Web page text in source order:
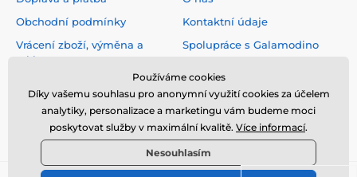
Obchodní podmínky
Vrácení zboží, výměna a
reklamace
Online vrácení a reklamace
Sledování zásilky
Nejčastější dotazy
Kontaktní údaje
Spolupráce s Galamodino
údajů
Používáme cookies
Díky vašemu souhlasu pro anonymní využití cookies za účelem
analytiky, personalizace a marketingu vám budeme moci
poskytovat služby v maximální kvalitě. Více informací.
Nesouhlasím